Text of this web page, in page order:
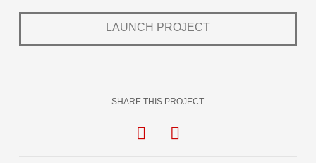
LAUNCH PROJECT
SHARE THIS PROJECT